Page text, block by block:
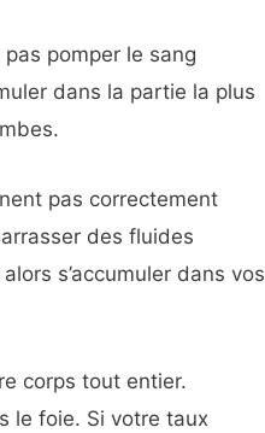
pomper le sang
dans la partie la plus
pas correctement
des fluides
s’accumuler dans vos
corps tout entier.
le foie. Si votre taux